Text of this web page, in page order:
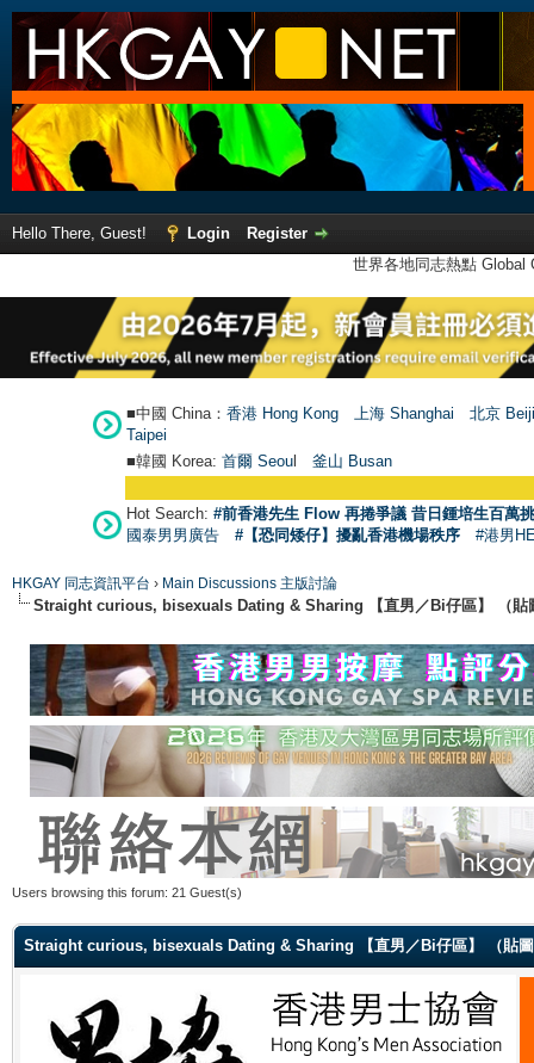
Hello There, Guest! Login
Register
世界各地同志熱點
■中國 China： 香港 Hong Kong 上海 Shanghai
北京
Taipei
■韓國 Korea: 首爾 Seoul 釜山 Busan
Hot Search: #前香港先生 Flow 再捲爭議 昔日鍾培生百萬
國泰男男廣告
#【恐同矮仔】擾亂香港機場秩序 #港男
HKGAY 同志資訊平台 › Main Discussions 主版討論
Straight curious, bisexuals Dating & Sharing 【直男／Bi仔區】 （貼
Users browsing this forum: 21 Guest(s)
Straight curious, bisexuals Dating & Sharing 【直男／Bi仔區】 （貼